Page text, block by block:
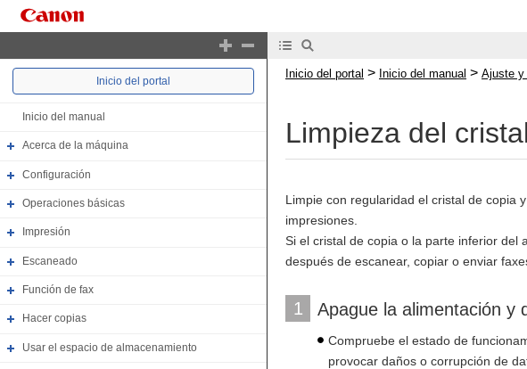
Inicio del portal
Inicio del manual
Acerca de la máquina
Configuración
Operaciones básicas
Impresión
Escaneado
Función de fax
Hacer copias
Usar el espacio de almacenamiento
Inicio del portal > Inicio del manual > Ajuste y
Limpieza del
Limpie con regularidad el cristal de copia
impresiones.
Si el cristal de copia o la parte inferior del
después de escanear, copiar o enviar
1 Apague la alimentación y
Compruebe el estado de
provocar daños o corrupción de